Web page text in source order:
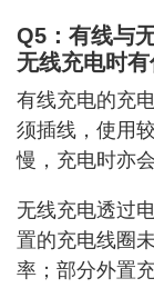
Q5：有线与
无线充电时
有线充电的充
须插线，使用
慢，充电时亦会
无线充电透过
置的充电线圈
率；部分外置